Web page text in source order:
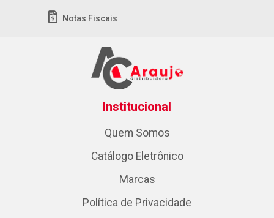
Notas Fiscais
Institucional
Quem Somos
Catálogo Eletrônico
Marcas
Política de Privacidade